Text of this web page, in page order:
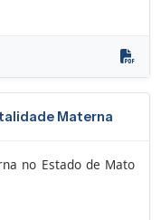
Materna
no Estado de Mato